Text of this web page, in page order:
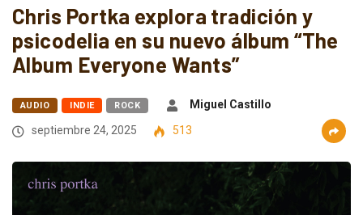
Chris Portka explora tradición y
psicodelia en su nuevo álbum “The
Album Everyone Wants”
AUDIO INDIE ROCK
Miguel Castillo
septiembre 24, 2025
513